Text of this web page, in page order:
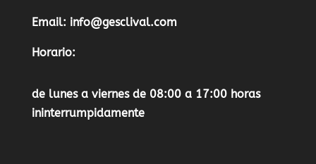
Email: info@gesclival.com
Horario:
de lunes a viernes de 08:00 a 17:00 horas
ininterrumpidamente